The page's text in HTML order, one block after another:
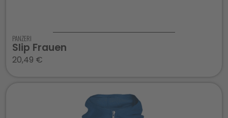
PANZERI
Slip Frauen
20,49 €